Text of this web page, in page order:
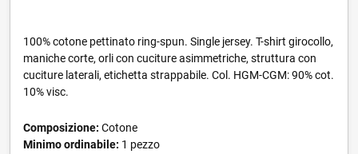
100% cotone pettinato ring-spun. Single jersey. T-shirt girocollo,
maniche corte, orli con cuciture asimmetriche, struttura con
cuciture laterali, etichetta strappabile. Col. HGM-CGM: 90% cot.
10% visc.
Composizione: Cotone
Minimo ordinabile: 1 pezzo